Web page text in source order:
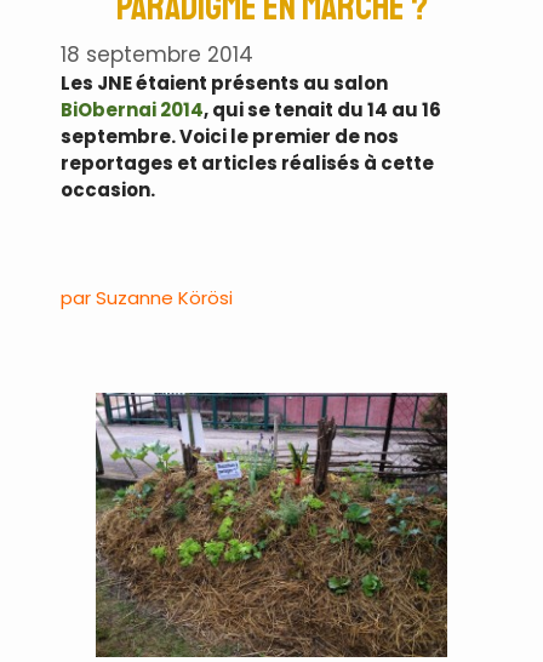
18 septembre 2014
Les JNE étaient présents au salon
BiObernai 2014, qui se tenait du 14 au 16
septembre. Voici le premier de nos
reportages et articles réalisés à cette
occasion.
par Suzanne Körösi